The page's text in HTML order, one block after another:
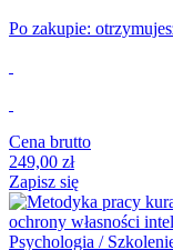
Po zakupie:
Cena brutto
249,00 zł
Zapisz się
Psychologia /